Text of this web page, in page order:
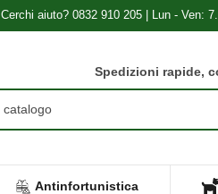
Cerchi aiuto? 0832 910 205 | Lun - Ven:
Spedizioni rapide,
Antinfortunistica